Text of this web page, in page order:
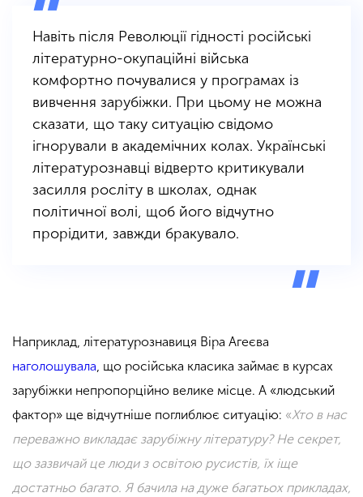
Навіть після Революції гідності російські
літературно-окупаційні війська
комфортно почувалися у програмах із
вивчення зарубіжки. При цьому не можна
сказати, що таку ситуацію свідомо
ігнорували в академічних колах. Українські
літературознавці відверто критикували
засилля росліту в школах, однак
політичної волі, щоб його відчутно
прорідити, завжди бракувало.
Наприклад, літературознавиця Віра Агеєва
наголошувала, що російська класика займає в курсах
зарубіжки непропорційно велике місце. А «людський
фактор» ще відчутніше поглиблює ситуацію: «Хто в нас
переважно викладає зарубіжну літературу? Не секрет,
що зазвичай це люди з освітою русистів, їх іще
достатньо багато. Я бачила на дуже багатьох прикладах,